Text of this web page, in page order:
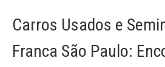
Carros Usados e
Franca São Paulo: